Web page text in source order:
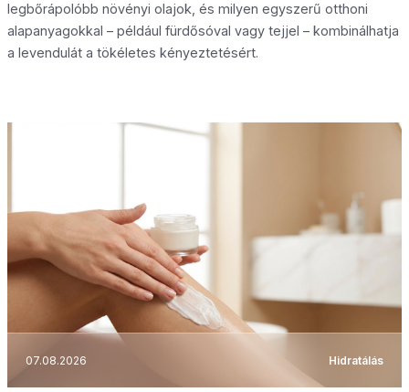
legbőrápolóbb növényi olajok, és milyen egyszerű otthoni
alapanyagokkal – például fürdősóval vagy tejjel – kombinálhatja
a levendulát a tökéletes kényeztetésért.
07.08.2026 Hidratálás